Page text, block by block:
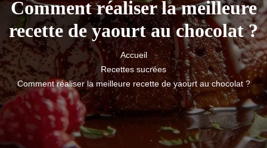
Comment réaliser la meilleure
recette de yaourt au chocolat ?
Accueil
Recettes sucrées
Comment réaliser la meilleure recette de yaourt au chocolat ?